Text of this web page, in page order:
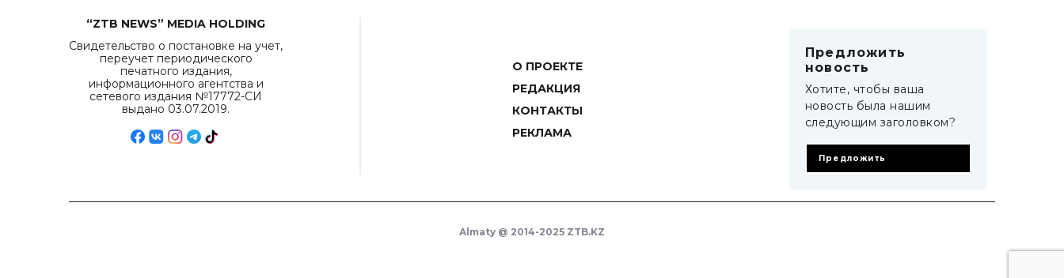
“ZTB NEWS” MEDIA HOLDING
Свидетельство о постановке на учет,
переучет периодического
печатного издания,
информационного агентства и
сетевого издания №17772-СИ
выдано 03.07.2019.
О ПРОЕКТЕ
РЕДАКЦИЯ
КОНТАКТЫ
РЕКЛАМА
Предложить
новость
Хотите, чтобы ваша
новость была нашим
следующим заголовком?
Предложить
Almaty @ 2014-2025 ZTB.KZ